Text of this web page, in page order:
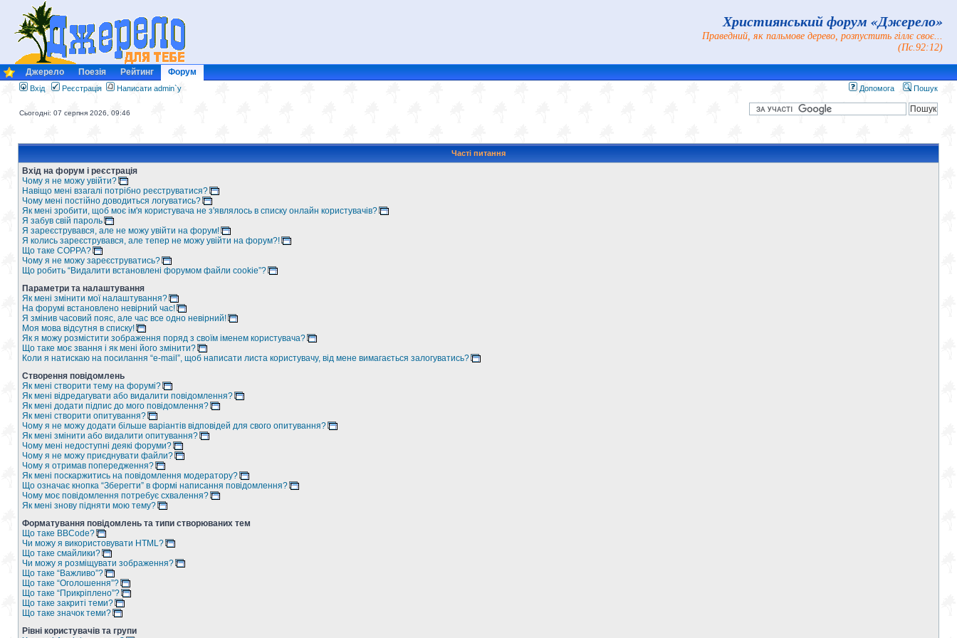
Християнський форум «Джерело»
Праведний, як пальмове дерево, розпустить гіллє своє...
(Пс.92:12)
Джерело Поезія Рейтинг Форум
Вхід Реєстрація Написати admin`у Допомога Пошук
Сьогодні: 07 серпня 2026, 09:46
Часті питання
Вхід на форум і реєстрація
Чому я не можу увійти?
Навіщо мені взагалі потрібно реєструватися?
Чому мені постійно доводиться логуватись?
Як мені зробити, щоб моє ім'я користувача не з'являлось в списку онлайн користувачів?
Я забув свій пароль
Я зареєструвався, але не можу увійти на форум!
Я колись зареєструвався, але тепер не можу увійти на форум?!
Що таке COPPA?
Чому я не можу зареєструватись?
Що робить “Видалити встановлені форумом файли cookie”?
Параметри та налаштування
Як мені змінити мої налаштування?
На форумі встановлено невірний час!
Я змінив часовий пояс, але час все одно невірний!
Моя мова відсутня в списку!
Як я можу розмістити зображення поряд з своїм іменем користувача?
Що таке моє звання і як мені його змінити?
Коли я натискаю на посилання “e-mail”, щоб написати листа користувачу, від мене вимагається залогуватись?
Створення повідомлень
Як мені створити тему на форумі?
Як мені відредагувати або видалити повідомлення?
Як мені додати підпис до мого повідомлення?
Як мені створити опитування?
Чому я не можу додати більше варіантів відповідей для свого опитування?
Як мені змінити або видалити опитування?
Чому мені недоступні деякі форуми?
Чому я не можу приєднувати файли?
Чому я отримав попередження?
Як мені поскаржитись на повідомлення модератору?
Що означає кнопка “Зберегти” в формі написання повідомлення?
Чому моє повідомлення потребує схвалення?
Як мені знову підняти мою тему?
Форматування повідомлень та типи створюваних тем
Що таке BBCode?
Чи можу я використовувати HTML?
Що таке смайлики?
Чи можу я розміщувати зображення?
Що таке “Важливо”?
Що таке “Оголошення”?
Що таке “Прикріплено”?
Що таке закриті теми?
Що таке значок теми?
Рівні користувачів та групи